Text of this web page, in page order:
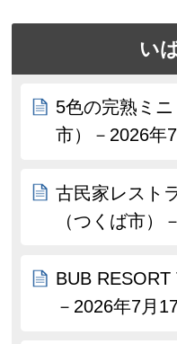
い
5色の完熟ミ
市）－2026年
古民家レスト
（つくば市）
BUB RESORT
－2026年7月